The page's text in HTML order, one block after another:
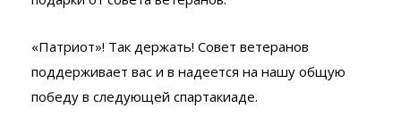
«Патриот»! Так держать! Совет ветеранов
поддерживает вас и в надеется на нашу общую
победу в следующей спартакиаде.